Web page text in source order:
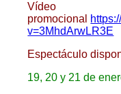
Vídeo
promocional
v=3MhdArwLR3E
Espectáculo
19, 20 y 21 de